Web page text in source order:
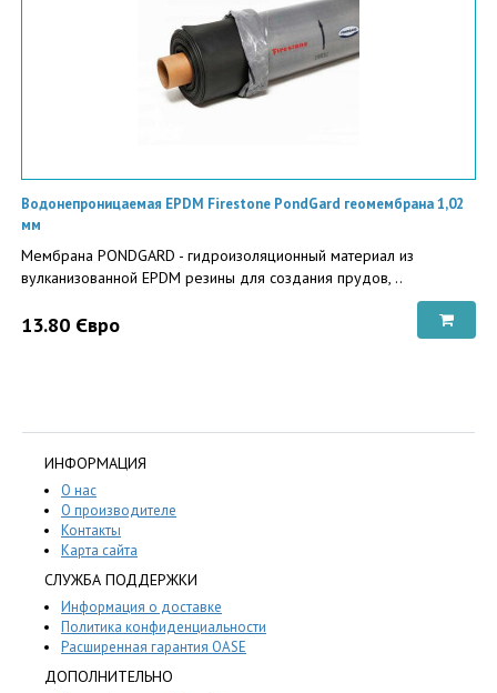
Водонепроницаемая EPDM Firestone PondGard геомембрана 1,02
мм
Мембрана PONDGARD - гидроизоляционный материал из
вулканизованной EPDM резины для создания прудов, ..
13.80 Євро
ИНФОРМАЦИЯ
О нас
О производителе
Контакты
Карта сайта
СЛУЖБА ПОДДЕРЖКИ
Информация о доставке
Политика конфиденциальности
Расширенная гарантия OASE
ДОПОЛНИТЕЛЬНО